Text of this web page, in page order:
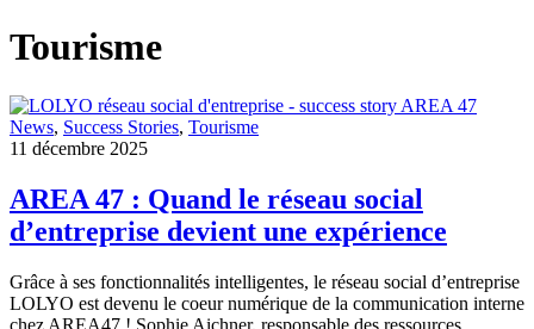
Tourisme
News, Success Stories, Tourisme
11 décembre 2025
AREA 47 : Quand le réseau social
d’entreprise devient une expérience
Grâce à ses fonctionnalités intelligentes, le réseau social d’entreprise
LOLYO est devenu le coeur numérique de la communication interne
chez AREA47 ! Sophie Aichner, responsable des ressources